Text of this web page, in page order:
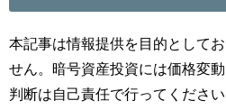
本記事は情報提供を目的として
せん。暗号資産投資には価格変
判断は自己責任で行ってください